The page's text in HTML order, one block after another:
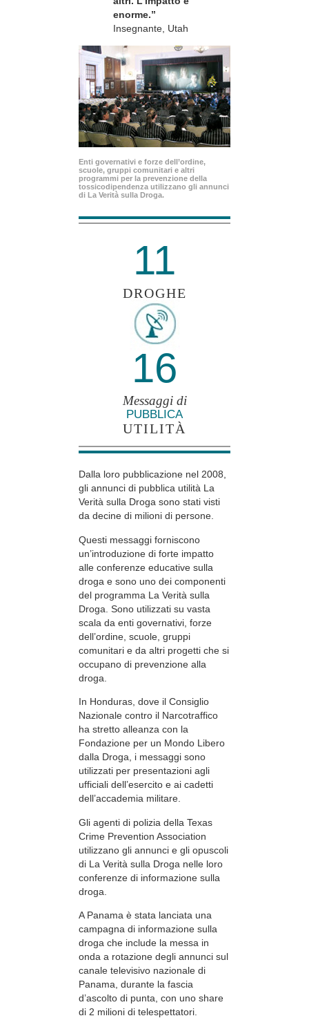
enorme.”
Insegnante, Utah
Enti governativi e forze dell’ordine,
scuole, gruppi comunitari e altri
programmi per la prevenzione della
tossicodipendenza utilizzano gli annunci
di La Verità sulla Droga.
11
DROGHE
16
Messaggi di
PUBBLICA
UTILITÀ
Dalla loro pubblicazione nel 2008,
gli annunci di pubblica utilità La
Verità sulla Droga sono stati visti
da decine di milioni di persone.
Questi messaggi forniscono
un’introduzione di forte impatto
alle conferenze educative sulla
droga e sono uno dei componenti
del programma La Verità sulla
Droga. Sono utilizzati su vasta
scala da enti governativi, forze
dell’ordine, scuole, gruppi
comunitari e da altri progetti che si
occupano di prevenzione alla
droga.
In Honduras, dove il Consiglio
Nazionale contro il Narcotraffico
ha stretto alleanza con la
Fondazione per un Mondo Libero
dalla Droga, i messaggi sono
utilizzati per presentazioni agli
ufficiali dell’esercito e ai cadetti
dell’accademia militare.
Gli agenti di polizia della Texas
Crime Prevention Association
utilizzano gli annunci e gli opuscoli
di La Verità sulla Droga nelle loro
conferenze di informazione sulla
droga.
A Panama è stata lanciata una
campagna di informazione sulla
droga che include la messa in
onda a rotazione degli annunci sul
canale televisivo nazionale di
Panama, durante la fascia
d’ascolto di punta, con uno share
di 2 milioni di telespettatori.